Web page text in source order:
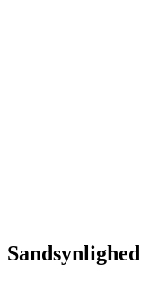
Sandsynlighed